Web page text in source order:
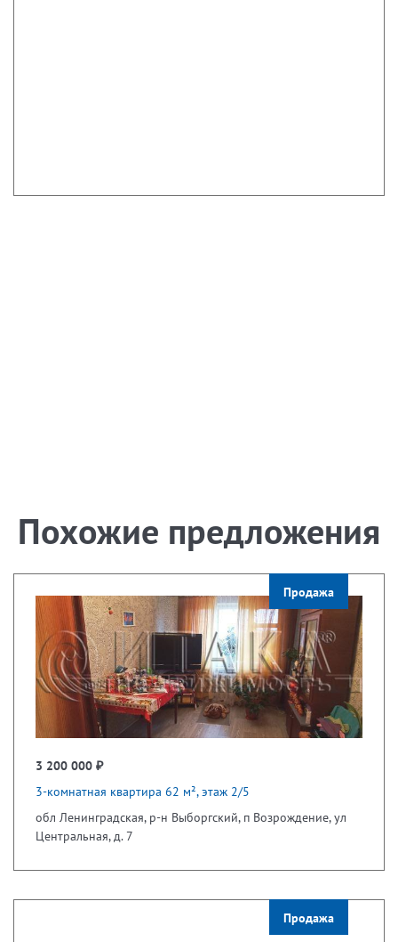
Похожие предложения
Продажа
3 200 000 ₽
3-комнатная квартира 62 м², этаж 2/5
обл Ленинградская, р-н Выборгский, п Возрождение, ул
Центральная, д. 7
Продажа